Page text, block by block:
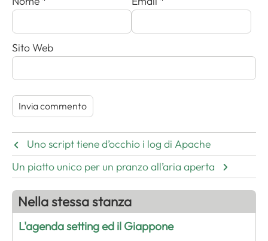
Sito Web
Uno script tiene d’occhio i log di Apache
Un piatto unico per un pranzo all’aria aperta
Nella stessa stanza
L'agenda setting ed il Giappone